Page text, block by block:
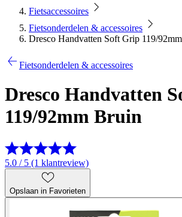
Fietsaccessoires
Fietsonderdelen & accessoires
Dresco Handvatten Soft Grip 119/
Fietsonderdelen & accessoires
Dresco Handvatten
119/92mm Bruin
5.0 / 5 (1 klantreview)
Opslaan in Favorieten